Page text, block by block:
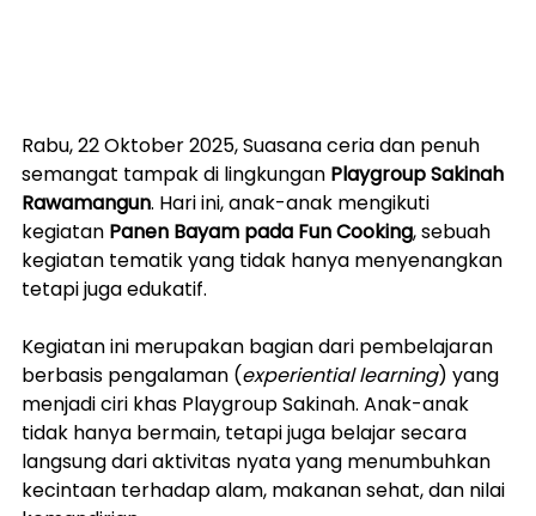
Rabu, 22 Oktober 2025, Suasana ceria dan penuh
semangat tampak di lingkungan Playgroup Sakinah
Rawamangun. Hari ini, anak-anak mengikuti
kegiatan Panen Bayam pada Fun Cooking, sebuah
kegiatan tematik yang tidak hanya menyenangkan
tetapi juga edukatif.
Kegiatan ini merupakan bagian dari pembelajaran
berbasis pengalaman (experiential learning) yang
menjadi ciri khas Playgroup Sakinah. Anak-anak
tidak hanya bermain, tetapi juga belajar secara
langsung dari aktivitas nyata yang menumbuhkan
kecintaan terhadap alam, makanan sehat, dan nilai